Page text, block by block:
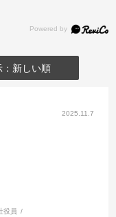
：新しい順
2025.11.7
役員